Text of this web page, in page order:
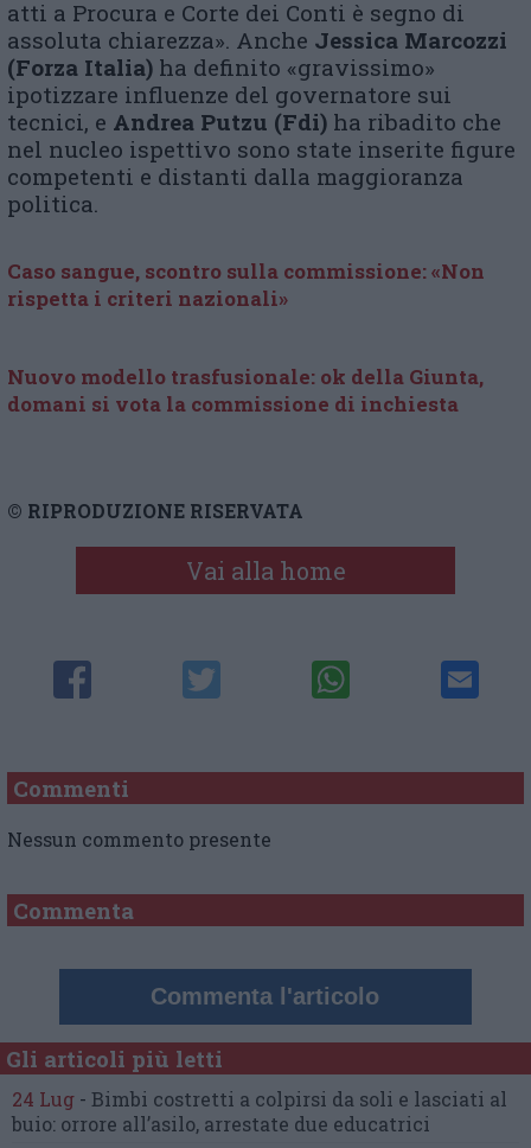
atti a Procura e Corte dei Conti è segno di
assoluta chiarezza». Anche Jessica Marcozzi
(Forza Italia) ha definito «gravissimo»
ipotizzare influenze del governatore sui
tecnici, e Andrea Putzu (Fdi) ha ribadito che
nel nucleo ispettivo sono state inserite figure
competenti e distanti dalla maggioranza
politica.
Caso sangue, scontro sulla commissione: «Non
rispetta i criteri nazionali»
Nuovo modello trasfusionale: ok della Giunta,
domani si vota la commissione di inchiesta
© RIPRODUZIONE RISERVATA
Vai alla home
Commenti
Nessun commento presente
Commenta
Commenta l'articolo
Gli articoli più letti
24 Lug - Bimbi costretti a colpirsi da soli e lasciati al
buio: orrore all’asilo, arrestate due educatrici